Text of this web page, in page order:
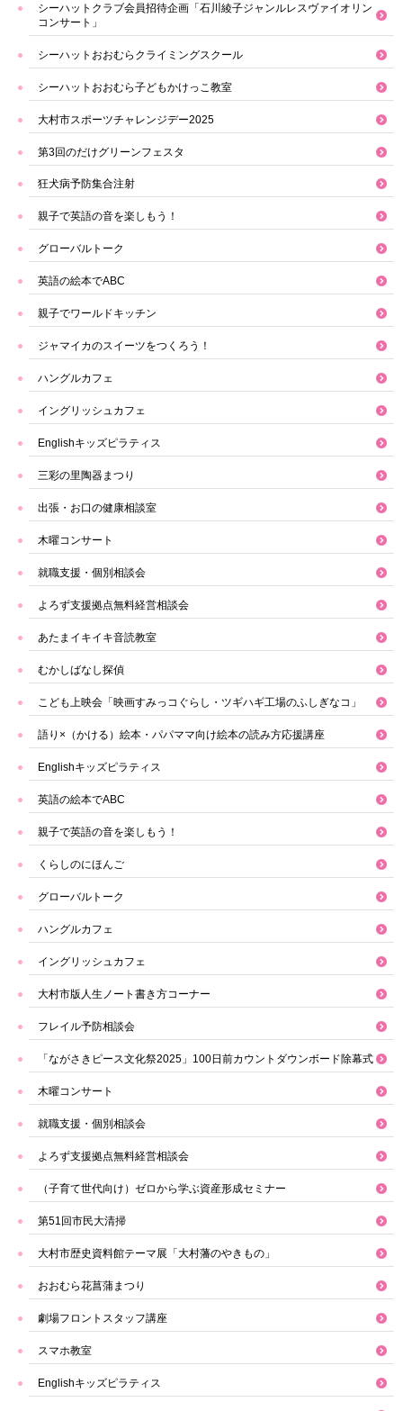
シーハットクラブ会員招待企画「石川綾子ジャンルレスヴァイオリン
コンサート」
シーハットおおむらクライミングスクール
シーハットおおむら子どもかけっこ教室
大村市スポーツチャレンジデー2025
第3回のだけグリーンフェスタ
狂犬病予防集合注射
親子で英語の音を楽しもう！
グローバルトーク
英語の絵本でABC
親子でワールドキッチン
ジャマイカのスイーツをつくろう！
ハングルカフェ
イングリッシュカフェ
Englishキッズピラティス
三彩の里陶器まつり
出張・お口の健康相談室
木曜コンサート
就職支援・個別相談会
よろず支援拠点無料経営相談会
あたまイキイキ音読教室
むかしばなし探偵
こども上映会「映画すみっコぐらし・ツギハギ工場のふしぎなコ」
語り×（かける）絵本・パパママ向け絵本の読み方応援講座
Englishキッズピラティス
英語の絵本でABC
親子で英語の音を楽しもう！
くらしのにほんご
グローバルトーク
ハングルカフェ
イングリッシュカフェ
大村市版人生ノート書き方コーナー
フレイル予防相談会
「ながさきピース文化祭2025」100日前カウントダウンボード除幕式
木曜コンサート
就職支援・個別相談会
よろず支援拠点無料経営相談会
（子育て世代向け）ゼロから学ぶ資産形成セミナー
第51回市民大清掃
大村市歴史資料館テーマ展「大村藩のやきもの」
おおむら花菖蒲まつり
劇場フロントスタッフ講座
スマホ教室
Englishキッズピラティス